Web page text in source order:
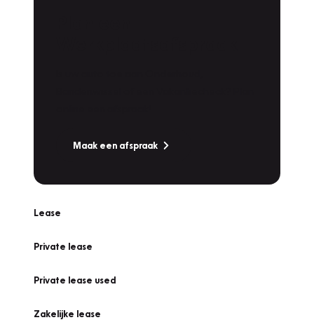
Maak een afspraak
Lease
Private lease
Private lease used
Zakelijke lease